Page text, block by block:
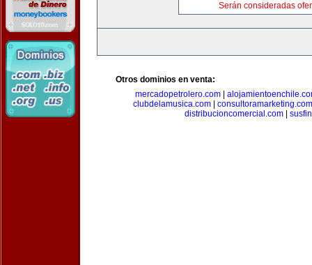
Serán consideradas
Otros dominios en venta:
mercadopetrolero.com|
clubdelamusica.com
consultoramarketing.com
distribucioncomercial.com